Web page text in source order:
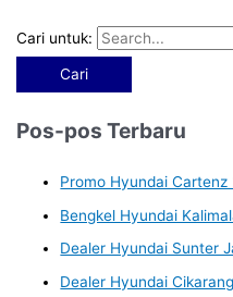
Cari untuk:
Pos-pos Terbaru
Promo Hyundai Cartenz
Bengkel Hyundai
Dealer Hyundai Sunter
Dealer Hyundai